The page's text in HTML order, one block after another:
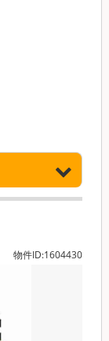
物件ID:1604430